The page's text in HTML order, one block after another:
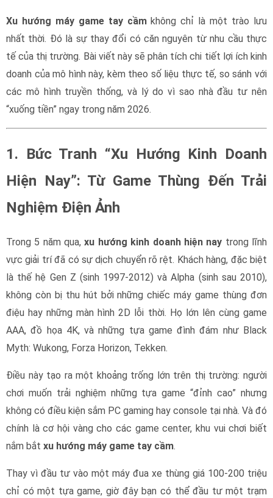
Xu hướng máy game tay cầmkhông chỉ là một trào lưu
nhất thời. Đó là sự thay đổi có căn nguyên từ nhu cầu thực
tế của thị trường. Bài viết này sẽ phân tích chi tiết lợi ích kinh
doanh của mô hình này, kèm theo số liệu thực tế, so sánh với
các mô hình truyền thống, và lý do vì sao nhà đầu tư nên
“xuống tiền” ngay trong năm 2026.
1. Bức Tranh “Xu Hướng Kinh Doanh
Hiện Nay”: Từ Game Thùng Đến Trải
Nghiệm Điện Ảnh
Trong 5 năm qua,xu hướng kinh doanh hiện nay trong lĩnh
vực giải trí đã có sự dịch chuyển rõ rệt. Khách hàng, đặc biệt
là thế hệ Gen Z (sinh 1997-2012) và Alpha (sinh sau 2010),
không còn bị thu hút bởi những chiếc máy game thùng đơn
điệu hay những màn hình 2D lỗi thời. Họ lớn lên cùng game
AAA, đồ họa 4K, và những tựa game đình đám như Black
Myth: Wukong, Forza Horizon, Tekken.
Điều này tạo ra một khoảng trống lớn trên thị trường: người
chơi muốn trải nghiệm những tựa game “đỉnh cao” nhưng
không có điều kiện sắm PC gaming hay console tại nhà. Và đó
chính là cơ hội vàng cho các game center, khu vui chơi biết
nắm bắt xu hướng máy game tay cầm.
Thay vì đầu tư vào một máy đua xe thùng giá 100-200 triệu
chỉ có một tựa game, giờ đây bạn có thể đầu tư một trạm